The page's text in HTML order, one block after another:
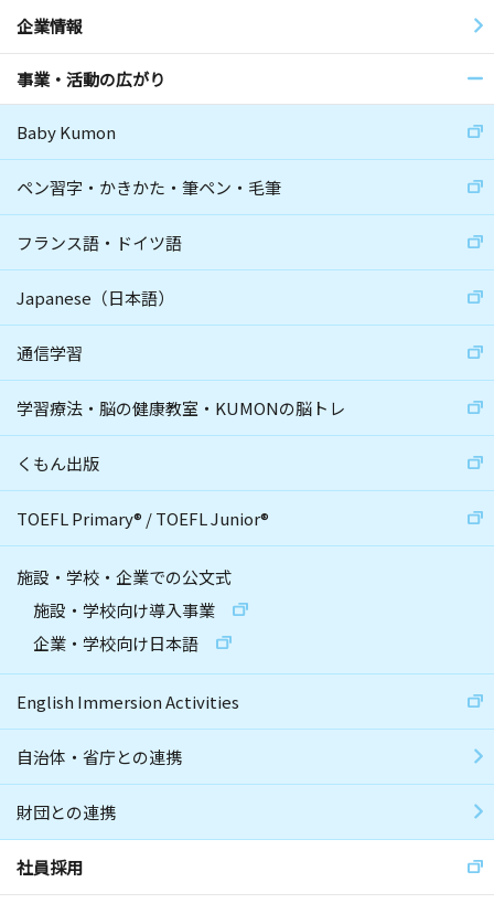
企業情報
事業・活動の広がり
Baby Kumon
ペン習字・かきかた・筆ペン・毛筆
フランス語・ドイツ語
Japanese（日本語）
通信学習
学習療法・脳の健康教室・KUMONの脳トレ
くもん出版
TOEFL Primary® /TOEFL Junior®
施設・学校・企業での公文式
施設・学校向け導入事業
企業・学校向け日本語
English Immersion Activities
自治体・省庁との連携
財団との連携
社員採用